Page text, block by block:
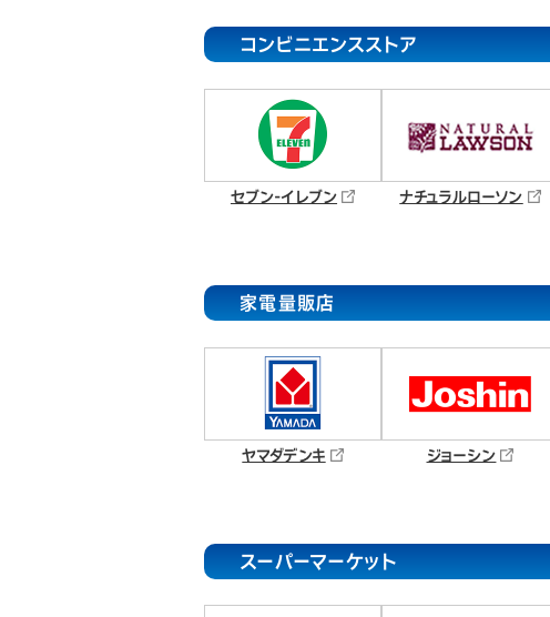
コンビニエンスストア
セブン-イレブン ナチュラルローソン
家電量販店
ヤマダデンキ ジョーシン
スーパーマーケット